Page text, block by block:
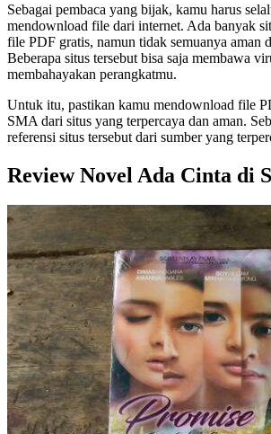
Sebagai pembaca yang bijak, kamu harus
mendownload file dari internet. Ada banyak
file PDF gratis, namun tidak semuanya aman
Beberapa situs tersebut bisa saja membawa
membahayakan perangkatmu.
Untuk itu, pastikan kamu mendownload file
SMA dari situs yang terpercaya dan aman.
referensi situs tersebut dari sumber yang
Review Novel Ada Cinta di